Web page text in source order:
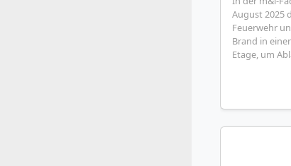
August 2025
Feuerwehr
Brand in
Etage, um